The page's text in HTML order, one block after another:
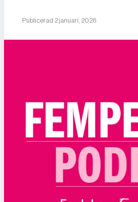
Publicerad 2 januari, 2026